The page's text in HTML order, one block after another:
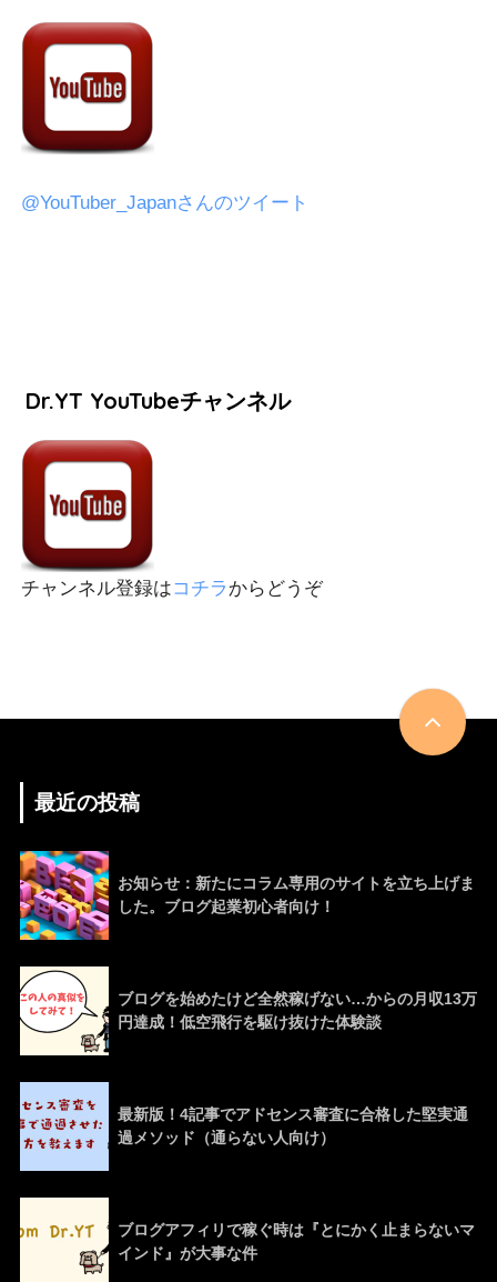
@YouTuber_Japanさんのツイート
Dr.YT YouTubeチャンネル
チャンネル登録はコチラ からどうぞ
最近の投稿
お知らせ：新たにコラム専用のサイトを立ち上げま
した。ブログ起業初心者向け！
ブログを始めたけど全然稼げない…からの月収13万
円達成！低空飛行を駆け抜けた体験談
最新版！4記事でアドセンス審査に合格した堅実通
過メソッド（通らない人向け）
ブログアフィリで稼ぐ時は『とにかく止まらないマ
インド』が大事な件